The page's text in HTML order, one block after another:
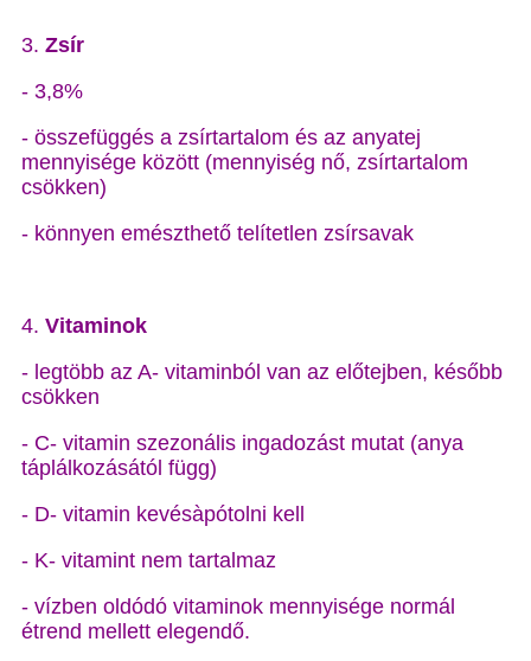
3. Zsír
- 3,8%
- összefüggés a zsírtartalom és az anyatej
mennyisége között (mennyiség nő, zsírtartalom
csökken)
- könnyen emészthető telítetlen zsírsavak
4. Vitaminok
- legtöbb az A- vitaminból van az előtejben, később
csökken
- C- vitamin szezonális ingadozást mutat (anya
táplálkozásától függ)
- D- vitamin kevésàpótolni kell
- K- vitamint nem tartalmaz
- vízben oldódó vitaminok mennyisége normál
étrend mellett elegendő.